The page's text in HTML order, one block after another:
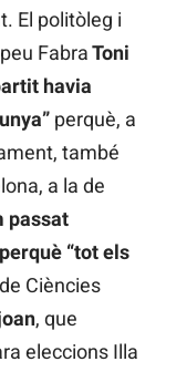
El politòleg i
FabraToni
havia
perquè, a
també
a la de
passat
“tot els
Ciències
, que
eleccions Illa